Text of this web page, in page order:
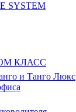
SYSTEM
КЛАСС
и Танго Люкс